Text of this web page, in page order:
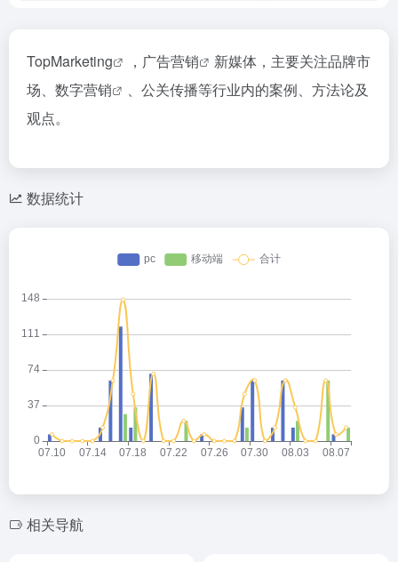
TopMarketing ， 广告营销
新媒体，主要关注品牌市
场、 数字营销
、公关传播等行业内的案例、方法论及
观点。
数据统计
相关导航